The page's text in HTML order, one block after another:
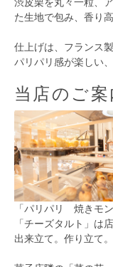
渋皮栗を丸々一粒、
た生地で包み、香り
仕上げは、フランス
パリパリ感が楽しい
当店のご案
「パリパリ 焼きモ
「チーズタルト」は
出来立て。作り立て。